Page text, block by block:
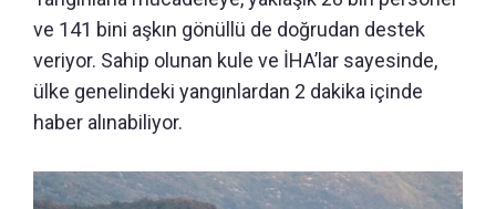
ve 141 bini aşkın gönüllü de doğrudan destek
veriyor. Sahip olunan kule ve İHA’lar sayesinde,
ülke genelindeki yangınlardan 2 dakika içinde
haber alınabiliyor.